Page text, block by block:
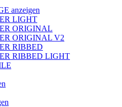
anzeigen
LIGHT
ORIGINAL
ORIGINAL V2
RIBBED
RIBBED LIGHT